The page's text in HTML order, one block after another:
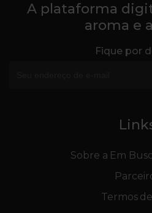
A plataforma
aroma e
Fique por
Sobre a Em
Termos